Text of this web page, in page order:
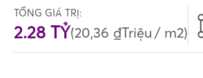
TỔNG GIÁ TRỊ:
2.28 TỶ(20,36 ₫Triệu / m2)